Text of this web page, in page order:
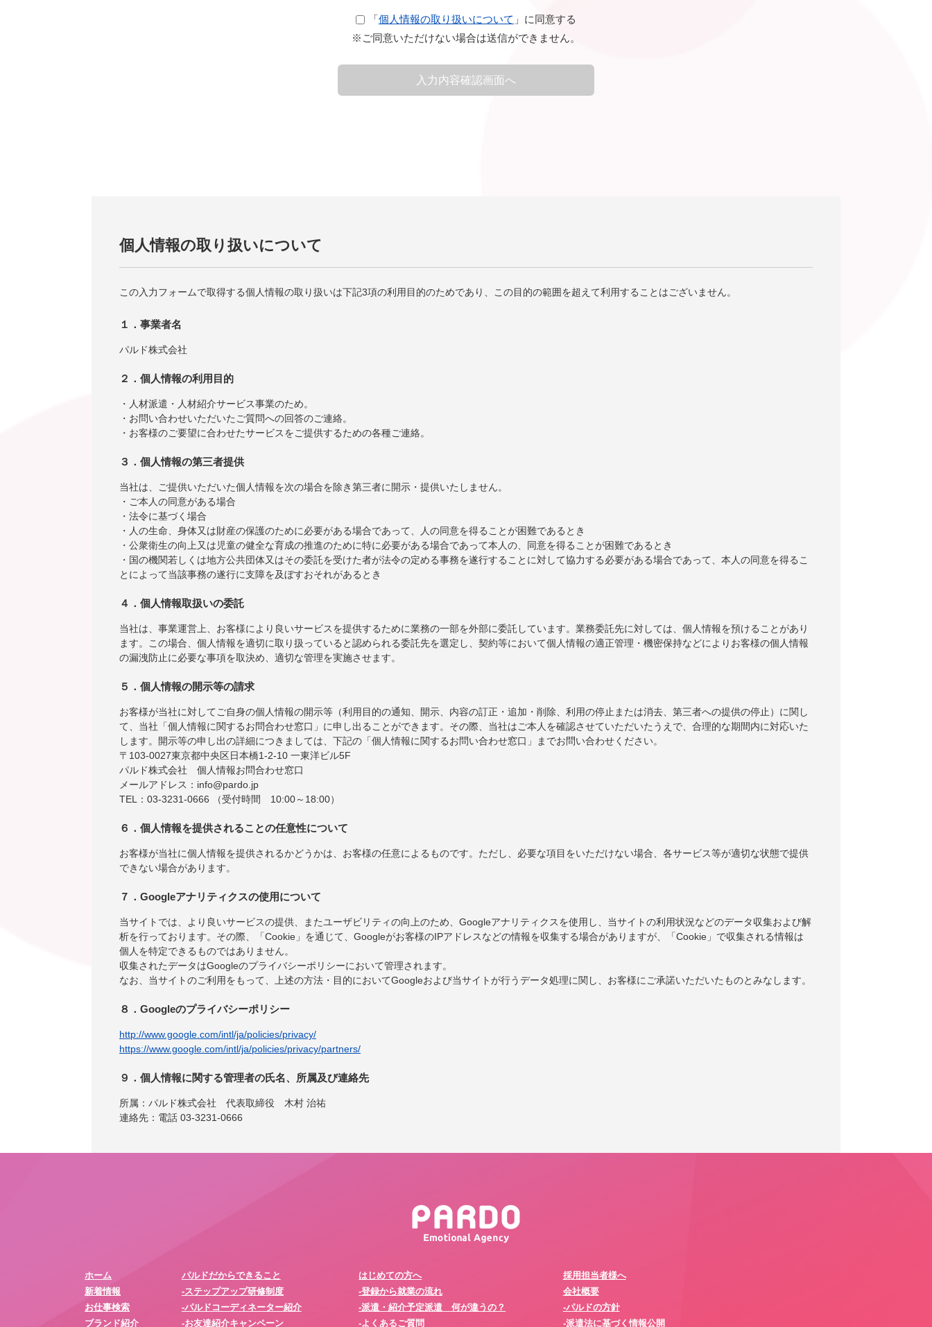
「個人情報の取り扱いについて 」に同意する
※ご同意いただけない場合は送信ができません。
個人情報の取り扱いについて
この入力フォームで取得する個人情報の取り扱いは下記3項の利用目的のためであり、この目的の範囲を超えて利用することはございません。
１．事業者名
パルド株式会社
２．個人情報の利用目的
・人材派遣・人材紹介サービス事業のため。
・お問い合わせいただいたご質問への回答のご連絡。
・お客様のご要望に合わせたサービスをご提供するための各種ご連絡。
３．個人情報の第三者提供
当社は、ご提供いただいた個人情報を次の場合を除き第三者に開示・提供いたしません。
・ご本人の同意がある場合
・法令に基づく場合
・人の生命、身体又は財産の保護のために必要がある場合であって、人の同意を得ることが困難であるとき
・公衆衛生の向上又は児童の健全な育成の推進のために特に必要がある場合であって本人の、同意を得ることが困難であるとき
・国の機関若しくは地方公共団体又はその委託を受けた者が法令の定める事務を遂行することに対して協力する必要がある場合であって、本人の同意を得るこ
とによって当該事務の遂行に支障を及ぼすおそれがあるとき
４．個人情報取扱いの委託
当社は、事業運営上、お客様により良いサービスを提供するために業務の一部を外部に委託しています。業務委託先に対しては、個人情報を預けることがあり
ます。この場合、個人情報を適切に取り扱っていると認められる委託先を選定し、契約等において個人情報の適正管理・機密保持などによりお客様の個人情報
の漏洩防止に必要な事項を取決め、適切な管理を実施させます。
５．個人情報の開示等の請求
お客様が当社に対してご自身の個人情報の開示等（利用目的の通知、開示、内容の訂正・追加・削除、利用の停止または消去、第三者への提供の停止）に関し
て、当社「個人情報に関するお問合わせ窓口」に申し出ることができます。その際、当社はご本人を確認させていただいたうえで、合理的な期間内に対応いた
します。開示等の申し出の詳細につきましては、下記の「個人情報に関するお問い合わせ窓口」までお問い合わせください。
〒103-0027東京都中央区日本橋1-2-10 一東洋ビル5F
パルド株式会社 個人情報お問合わせ窓口
メールアドレス：info@pardo.jp
TEL：03-3231-0666 （受付時間 10:00～18:00）
６．個人情報を提供されることの任意性について
お客様が当社に個人情報を提供されるかどうかは、お客様の任意によるものです。ただし、必要な項目をいただけない場合、各サービス等が適切な状態で提供
できない場合があります。
７．Googleアナリティクスの使用について
当サイトでは、より良いサービスの提供、またユーザビリティの向上のため、Googleアナリティクスを使用し、当サイトの利用状況などのデータ収集および解
析を行っております。その際、「Cookie」を通じて、Googleがお客様のIPアドレスなどの情報を収集する場合がありますが、「Cookie」で収集される情報は
個人を特定できるものではありません。
収集されたデータはGoogleのプライバシーポリシーにおいて管理されます。
なお、当サイトのご利用をもって、上述の方法・目的においてGoogleおよび当サイトが行うデータ処理に関し、お客様にご承諾いただいたものとみなします。
８．Googleのプライバシーポリシー
http://www.google.com/intl/ja/policies/privacy/
https://www.google.com/intl/ja/policies/privacy/partners/
９．個人情報に関する管理者の氏名、所属及び連絡先
所属：パルド株式会社 代表取締役 木村 治祐
連絡先：電話 03-3231-0666
ホーム
新着情報
お仕事検索
ブランド紹介
パルドだからできること
-ステップアップ研修制度
-パルドコーディネーター紹介
-お友達紹介キャンペーン
はじめての方へ
-登録から就業の流れ
-派遣・紹介予定派遣 何が違うの？
-よくあるご質問
採用担当者様へ
会社概要
-パルドの方針
-派遣法に基づく情報公開